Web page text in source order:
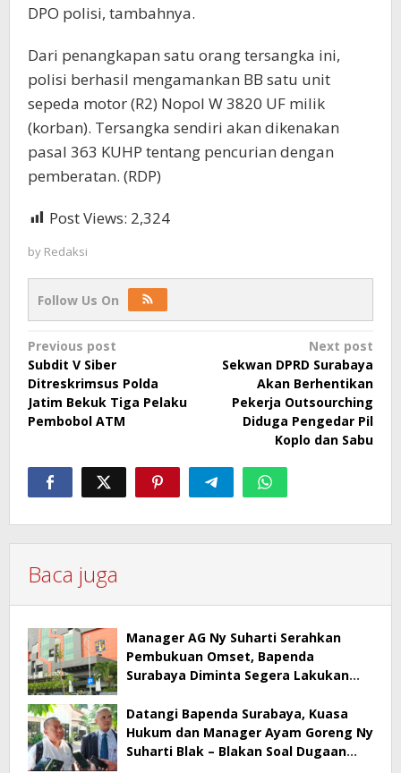
DPO polisi, tambahnya.
Dari penangkapan satu orang tersangka ini,
polisi berhasil mengamankan BB satu unit
sepeda motor (R2) Nopol W 3820 UF milik
(korban). Tersangka sendiri akan dikenakan
pasal 363 KUHP tentang pencurian dengan
pemberatan. (RDP)
Post Views: 2,324
by Redaksi
Follow Us On
Post
navigation
Previous post
Subdit V Siber
Ditreskrimsus Polda
Jatim Bekuk Tiga Pelaku
Pembobol ATM
Next post
Sekwan DPRD Surabaya
Akan Berhentikan
Pekerja Outsourching
Diduga Pengedar Pil
Koplo dan Sabu
Baca juga
Manager AG Ny Suharti Serahkan
Pembukuan Omset, Bapenda
Surabaya Diminta Segera Lakukan
Datangi Bapenda Surabaya, Kuasa
Hukum dan Manager Ayam Goreng Ny
Suharti Blak – Blakan Soal Dugaan